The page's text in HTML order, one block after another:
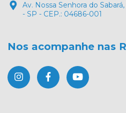
Av. Nossa Senhora do
- SP - CEP.: 04686-001
Nos acompanhe nas